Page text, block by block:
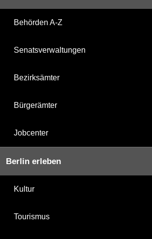
Behörden A-Z
Senatsverwaltungen
Bezirksämter
Bürgerämter
Jobcenter
Berlin erleben
Kultur
Tourismus